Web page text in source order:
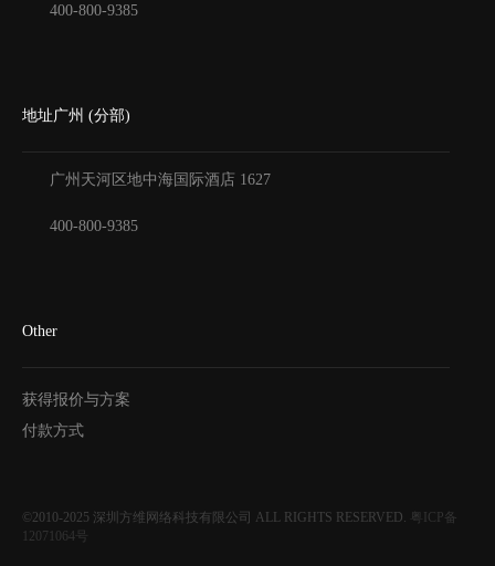
400-800-9385
地址广州 (分部)
广州天河区地中海国际酒店 1627
400-800-9385
Other
获得报价与方案
付款方式
©2010-2025 深圳方维网络科技有限公司 ALL RIGHTS RESERVED.
粤ICP备
12071064号